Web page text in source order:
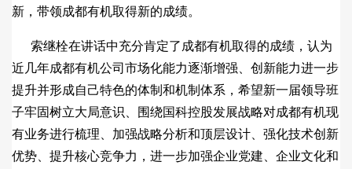
新，带领成都有机取得新的成绩。
索继栓在讲话中充分肯定了成都有机取得的成绩，认为
近几年成都有机公司市场化能力逐渐增强、创新能力进一步
提升并形成自己特色的体制和机制体系，希望新一届领导班
子牢固树立大局意识、围绕国科控股发展战略对成都有机现
有业务进行梳理、加强战略分析和顶层设计、强化技术创新
优势、提升核心竞争力，进一步加强企业党建、企业文化和